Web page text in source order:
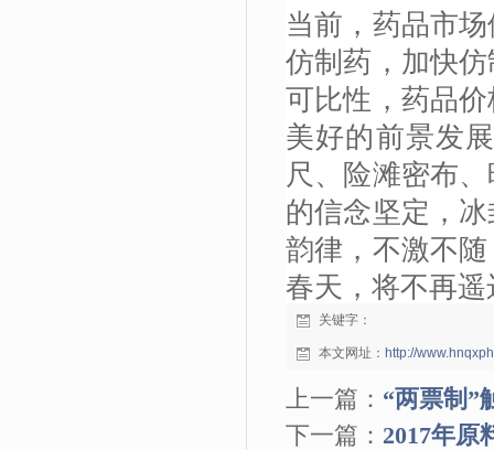
当前，药品市
仿制药，加快
可比性，药品
美好的前景发
尺、险滩密布
的信念坚定，
韵律，不激不
春天，将不再
关键字：
本文网址： http://
上一篇： “两票制”
下一篇： 2017年原